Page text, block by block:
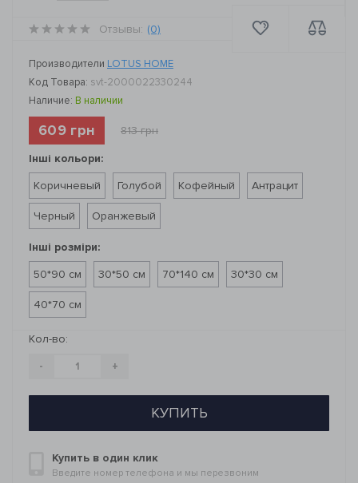
Отзывы: (0)
Производители LOTUS HOME
Код Товара: svt-2000022330244
Наличие: В наличии
609 грн 813 грн
Інші кольори:
Коричневый
Голубой Кофейный Антрацит
Черный Оранжевый
Інші розміри:
50*90 см
30*50 см 70*140 см 30*30 см
40*70 см
Кол-во:
- +
КУПИТЬ
Купить в один клик
Введите номер телефона и мы перезвоним